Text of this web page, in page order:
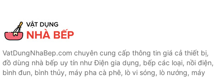
VatDungNhaBep.com chuyên cung cấp thông tin giá cả thiết bị,
đồ dùng nhà bếp uy tín như Điện gia dụng, bếp các loại, nồi điện,
bình đun, bình thủy, máy pha cà phê, lò vi sóng, lò nướng, máy